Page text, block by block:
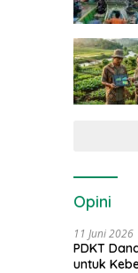
Opini
11 Juni 2026
PDKT
untuk